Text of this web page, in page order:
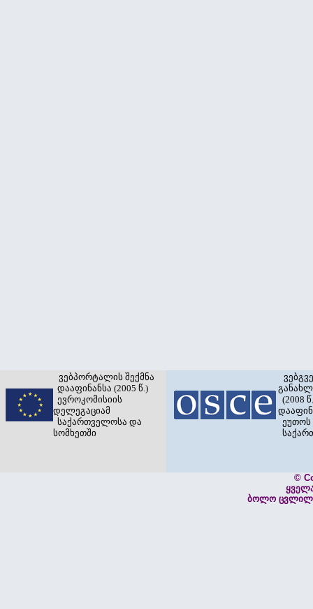
ვებპორტალის შექმნა
დააფინანსა (2005 წ.)
ევროკომისიის
დელეგაციამ
საქართველოსა და
სომხეთში
(2008
ეუთოს
©
ბოლო